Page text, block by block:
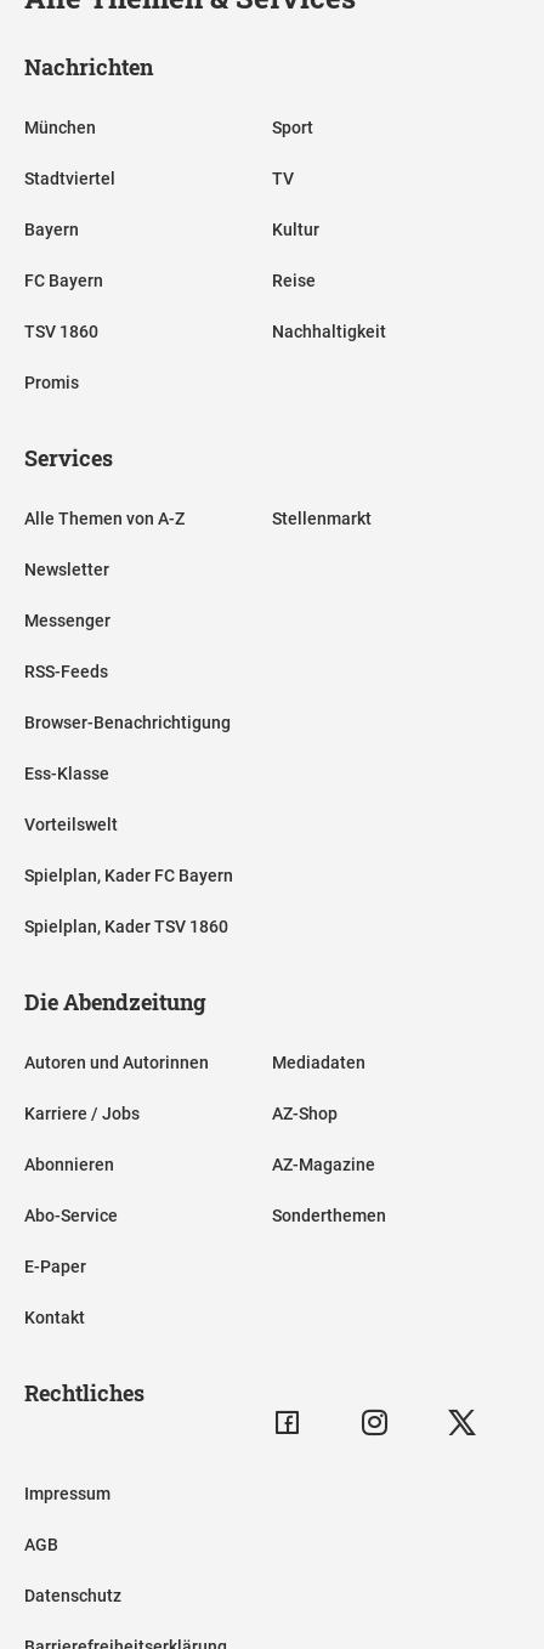
Nachrichten
München
Stadtviertel
Bayern
FC Bayern
TSV 1860
Promis
Sport
TV
Kultur
Reise
Nachhaltigkeit
Services
Alle Themen von A-Z
Newsletter
Messenger
RSS-Feeds
Browser-Benachrichtigung
Ess-Klasse
Vorteilswelt
Spielplan, Kader FC Bayern
Spielplan, Kader TSV 1860
Stellenmarkt
Die Abendzeitung
Autoren und Autorinnen
Karriere / Jobs
Abonnieren
Abo-Service
E-Paper
Kontakt
Mediadaten
AZ-Shop
AZ-Magazine
Sonderthemen
Rechtliches
Impressum
AGB
Datenschutz